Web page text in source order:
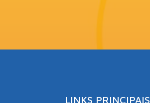
LINKS PRINCIPAIS